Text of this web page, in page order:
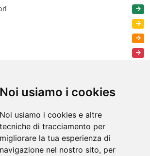
Noi usiamo i cookies
Noi usiamo i cookies e altre
tecniche di tracciamento per
migliorare la tua esperienza di
navigazione nel nostro sito, per